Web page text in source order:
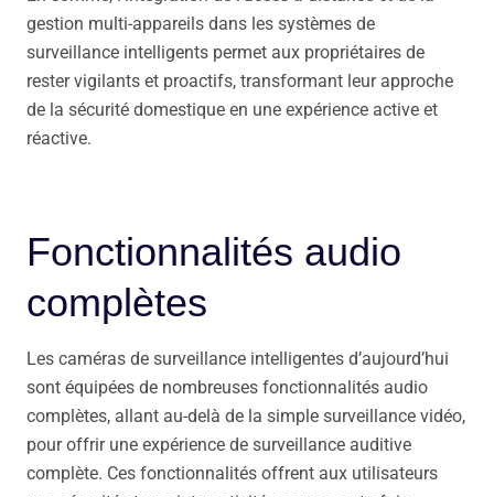
gestion multi-appareils dans les systèmes de
surveillance intelligents permet aux propriétaires de
rester vigilants et proactifs, transformant leur approche
de la sécurité domestique en une expérience active et
réactive.
Fonctionnalités audio
complètes
Les caméras de surveillance intelligentes d’aujourd’hui
sont équipées de nombreuses fonctionnalités audio
complètes, allant au-delà de la simple surveillance vidéo,
pour offrir une expérience de surveillance auditive
complète. Ces fonctionnalités offrent aux utilisateurs